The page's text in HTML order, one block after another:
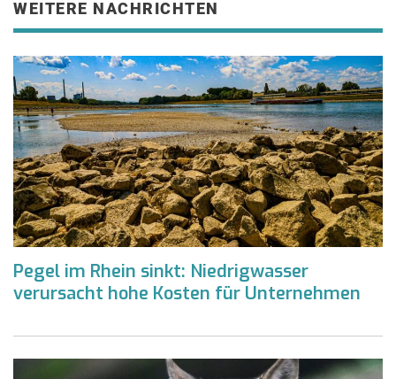
WEITERE NACHRICHTEN
Pegel im Rhein sinkt: Niedrigwasser
verursacht hohe Kosten für Unternehmen